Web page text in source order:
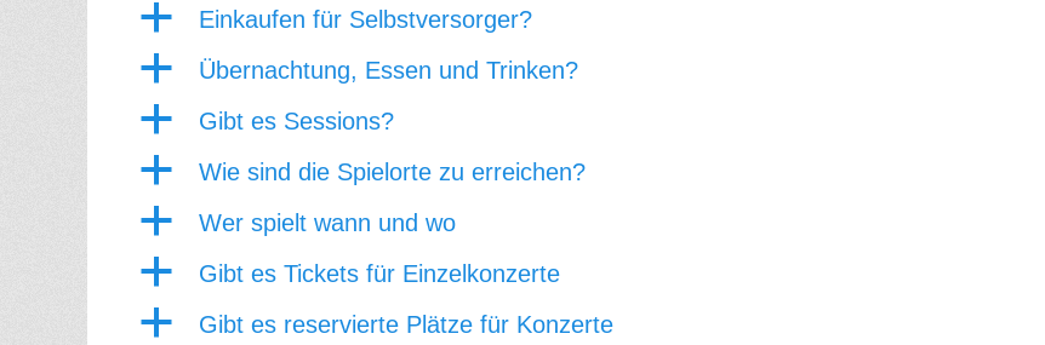
a Einkaufen für Selbstversorger?
a Übernachtung, Essen und Trinken?
a Gibt es Sessions?
a Wie sind die Spielorte zu erreichen?
a Wer spielt wann und wo
a Gibt es Tickets für Einzelkonzerte
a Gibt es reservierte Plätze für Konzerte